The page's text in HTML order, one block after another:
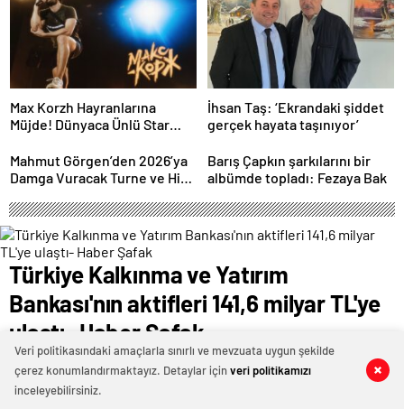
0 0
0 0
0 0
0 0
0 0
Max Korzh Hayranlarına
Müjde! Dünyaca Ünlü Star
Performansla Hayranlarıyla
Buluşuyor
İhsan Taş: ‘Ekrandaki şiddet
gerçek hayata taşınıyor’
Mahmut Görgen’den 2026’ya
Damga Vuracak Turne ve Hit
Barış Çapkın şarkılarını bir
albümde topladı: Fezaya Bak
Türkiye Kalkınma ve Yatırım
Bankası'nın aktifleri 141,6 milyar TL'ye
ulaştı- Haber Şafak
ABONE OL News 29 Nisan 2024 19:00
0 0
Banka, Türkiye’nin geleceği için önem arz eden
Veri politikasındaki amaçlarla sınırlı ve mevzuata uygun şekilde
çerez konumlandırmaktayız. Detaylar içinveri politikamızı
inceleyebilirsiniz.